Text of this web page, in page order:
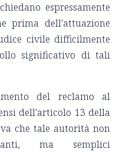
espressamente
prima dell'attuazione
civile difficilmente
significativo di tali
del reclamo al
dell'articolo 13 della
che tale autorità non
ma semplici